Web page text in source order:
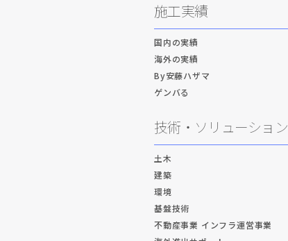
施工実績
国内の実績
海外の実績
By安藤ハザマ
ゲンバる
技術・ソリューション
土木
建築
環境
基盤技術
不動産事業 インフラ運営事業